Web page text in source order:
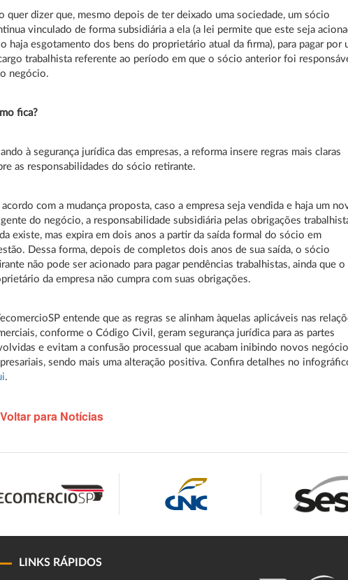
quer dizer que, mesmo depois de ter deixado uma sociedade, um sócio
vinculado de forma subsidiária a ela (a lei permite que este seja
haja esgotamento dos bens do proprietário atual da firma), para pagar por
trabalhista referente ao período em que o sócio anterior foi
negócio.
fica?
à segurança jurídica das empresas, a reforma insere regras mais claras
as responsabilidades do sócio retirante.
acordo com a mudança proposta, caso a empresa seja vendida e haja um
do negócio, a responsabilidade subsidiária pelas obrigações
existe, mas expira em dois anos a partir da saída formal do sócio em
Dessa forma, depois de completos dois anos de sua saída, o sócio
não pode ser acionado para pagar pendências trabalhistas, ainda que o
da empresa não cumpra com suas obrigações.
entende que as regras se alinham àquelas aplicáveis nas
conforme o Código Civil, geram segurança jurídica para as partes
e evitam a confusão processual que acabam inibindo novos
sendo mais uma alteração positiva. Confira detalhes no
.
Voltar para Notícias
LINKS RÁPIDOS